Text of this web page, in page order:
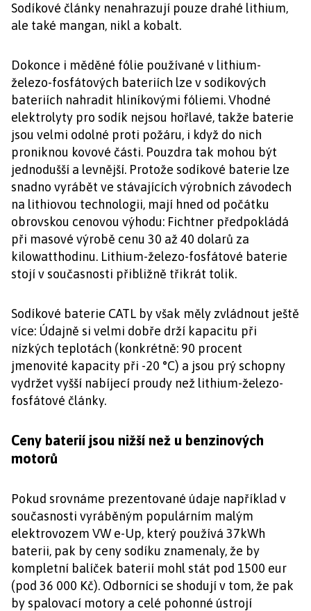
Sodíkové články nenahrazují pouze drahé lithium,
ale také mangan, nikl a kobalt.
Dokonce i měděné fólie používané v lithium-
železo-fosfátových bateriích lze v sodíkových
bateriích nahradit hliníkovými fóliemi. Vhodné
elektrolyty pro sodík nejsou hořlavé, takže baterie
jsou velmi odolné proti požáru, i když do nich
proniknou kovové části. Pouzdra tak mohou být
jednodušší a levnější. Protože sodíkové baterie lze
snadno vyrábět ve stávajících výrobních závodech
na lithiovou technologii, mají hned od počátku
obrovskou cenovou výhodu: Fichtner předpokládá
při masové výrobě cenu 30 až 40 dolarů za
kilowatthodinu. Lithium-železo-fosfátové baterie
stojí v současnosti přibližně třikrát tolik.
Sodíkové baterie CATL by však měly zvládnout ještě
více: Údajně si velmi dobře drží kapacitu při
nízkých teplotách (konkrétně: 90 procent
jmenovité kapacity při -20 °C) a jsou prý schopny
vydržet vyšší nabíjecí proudy než lithium-železo-
fosfátové články.
Ceny baterií jsou nižší než u benzinových
motorů
Pokud srovnáme prezentované údaje například v
současnosti vyráběným populárním malým
elektrovozem VW e-Up, který používá 37kWh
baterii, pak by ceny sodíku znamenaly, že by
kompletní balíček baterií mohl stát pod 1500 eur
(pod 36 000 Kč). Odborníci se shodují v tom, že pak
by spalovací motory a celé pohonné ústrojí